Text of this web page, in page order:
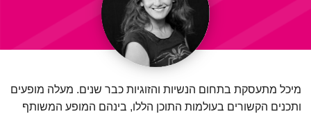
מיכל מתעסקת בתחום הנשיות והזוגיות כבר שנים. מעלה מופעים
ותכנים הקשורים בעולמות התוכן הללו, בינהם המופע המשותף